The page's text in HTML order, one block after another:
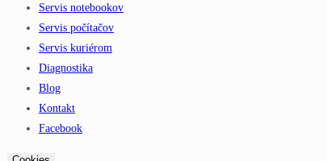
Servis notebookov
Servis počítačov
Servis kuriérom
Diagnostika
Blog
Kontakt
Facebook